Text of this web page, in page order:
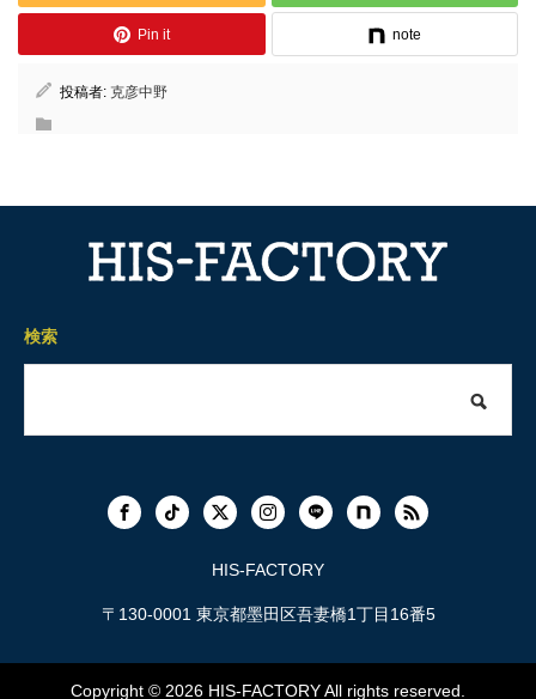
Pin it note
投稿者: 克彦中野
検索
HIS-FACTORY
〒130-0001 東京都墨田区吾妻橋1丁目16番5
Copyright © 2026 HIS-FACTORYAll rights reserved.